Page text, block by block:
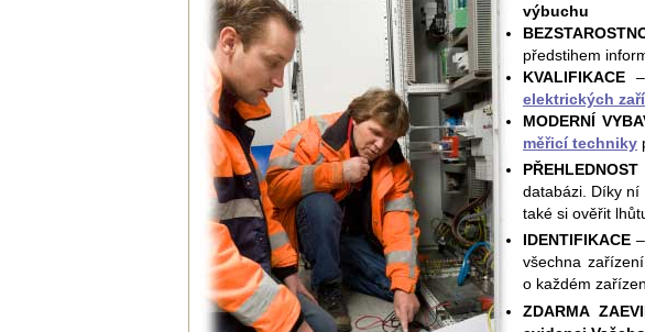
výbuchu
předstihem
KVALIFIKACE
elektrických
MODERNÍ
měřicí techniky
PŘEHLEDNOST
databázi. Díky ní
také si ověřit
IDENTIFIKACE
všechna
o každém
ZDARMA